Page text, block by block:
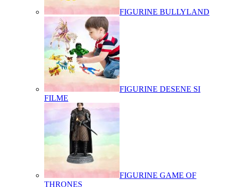
FIGURINE BULLYLAND
FIGURINE DESENE SI
FILME
FIGURINE GAME OF
THRONES